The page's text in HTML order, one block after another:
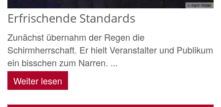
© Karin Röder
Erfrischende Standards
Zunächst übernahm der Regen die
Schirmherrschaft. Er hielt Veranstalter und Publikum
ein bisschen zum Narren. ...
Weiter lesen